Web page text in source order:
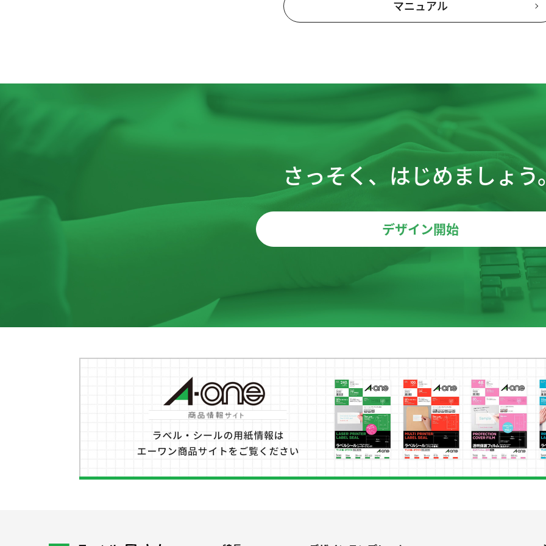
マニュアル
さっそく、はじめましょう
デザイン開始